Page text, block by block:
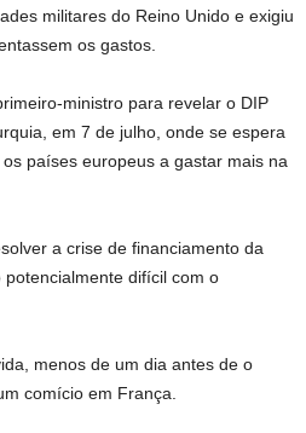
militares do Reino Unido e exigiu
os gastos.
ministro para revelar o DIP
em 7 de julho, onde se espera
países europeus a gastar mais na
a crise de financiamento da
difícil com o
menos de um dia antes de o
comício em França.